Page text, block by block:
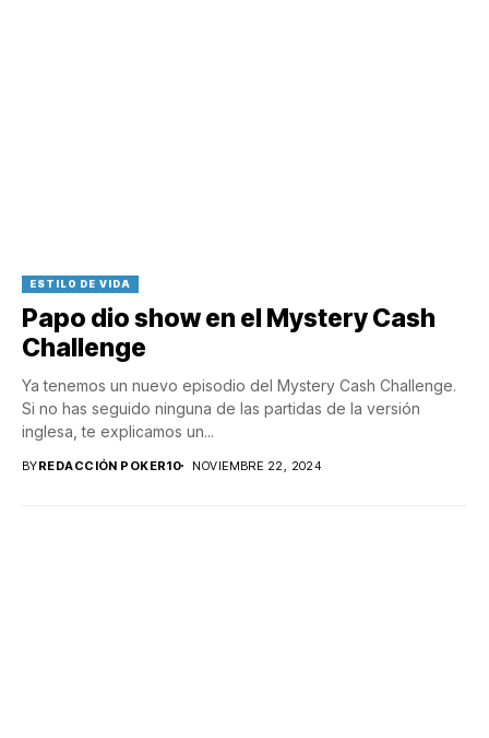
ESTILO DE VIDA
Papo dio show en el Mystery Cash
Challenge
Ya tenemos un nuevo episodio del Mystery Cash Challenge.
Si no has seguido ninguna de las partidas de la versión
inglesa, te explicamos un...
BYREDACCIÓN POKER10 NOVIEMBRE 22, 2024